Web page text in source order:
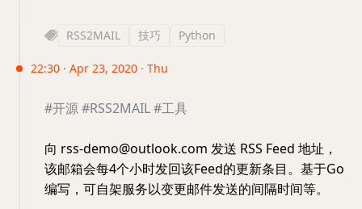
RSS2MAIL 技巧 Python
22:30 · Apr 23, 2020 · Thu
#开源#RSS2MAIL#工具
向 rss-demo@outlook.com 发送 RSS Feed 地址，
该邮箱会每4个小时发回该Feed的更新条目。基于Go
编写，可自架服务以变更邮件发送的间隔时间等。